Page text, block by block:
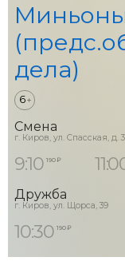
дела)
6+
Смена
г. Киров, ул. Спасская, д.
9:10 190 ₽
Дружба
г. Киров, ул. Щорса, 39
10:30 190 ₽